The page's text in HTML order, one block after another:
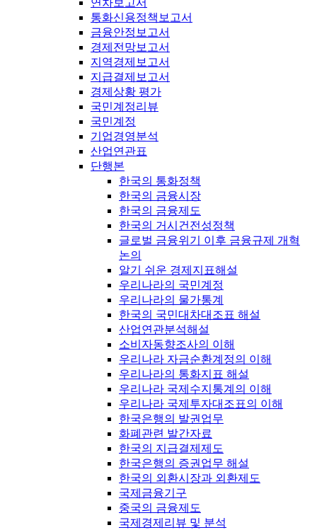
연차보고서
통화신용정책보고서
금융안정보고서
경제전망보고서
지역경제보고서
지급결제보고서
경제상황 평가
국민계정리뷰
국민계정
기업경영분석
산업연관표
단행본
한국의 통화정책
한국의 금융시장
한국의 금융제도
한국의 거시건전성정책
글로벌 금융위기 이후 금융규제 개혁
논의
알기 쉬운 경제지표해설
우리나라의 국민계정
우리나라의 물가통계
한국의 국민대차대조표 해설
산업연관분석해설
소비자동향조사의 이해
우리나라 자금순환계정의 이해
우리나라의 통화지표 해설
우리나라 국제수지통계의 이해
우리나라 국제투자대조표의 이해
한국은행의 발권업무
화폐관련 발간자료
한국의 지급결제제도
한국은행의 증권업무 해설
한국의 외환시장과 외환제도
국제금융기구
중국의 금융제도
국제경제리뷰 및 분석